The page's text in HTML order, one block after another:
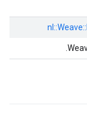
nl::Weave::